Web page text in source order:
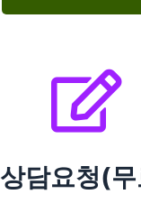
상담요청(